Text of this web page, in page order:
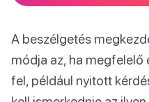
A beszélgetés
módja az, ha megfelelő
fel, például nyitott